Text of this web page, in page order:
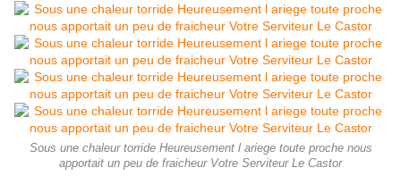
Sous une chaleur torride Heureusement l ariege toute proche nous
apportait un peu de fraicheur Votre Serviteur Le Castor